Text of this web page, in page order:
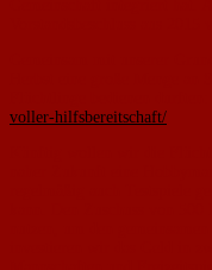
voller-hilfsbereitschaft/